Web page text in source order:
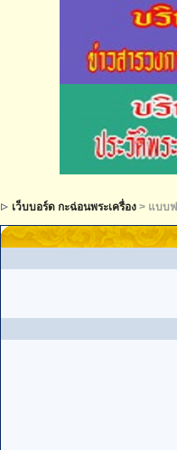
เว็บบอร์ด กะฉ่อนพระเครื่อง > แบบ